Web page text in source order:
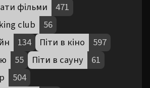
фільми
471
club
56
134 Піти в кіно
597
55 Піти в сауну
61
504